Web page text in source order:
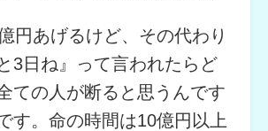
円あげるけど、その代わり
3日ね』って言われたらど
ての人が断ると思うんです
す。命の時間は10億円以上